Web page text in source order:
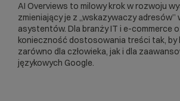
AI Overviews to milowy krok w rozwoju
zmieniający je z „wskazywaczy
asystentów. Dla branży IT i e-commerce
konieczność dostosowania treści tak, by
zarówno dla człowieka, jak i dla
językowych Google.